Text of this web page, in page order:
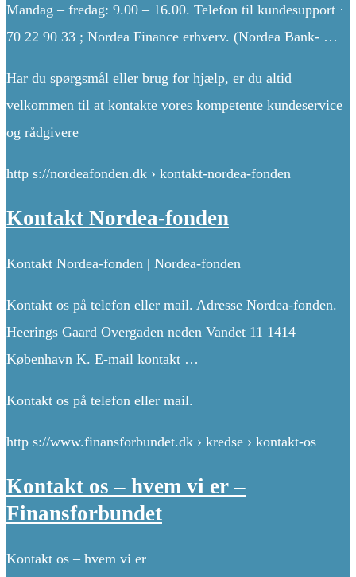
Mandag – fredag: 9.00 – 16.00. Telefon til kundesupport ·
70 22 90 33 ; Nordea Finance erhverv. (Nordea Bank- …
Har du spørgsmål eller brug for hjælp, er du altid
velkommen til at kontakte vores kompetente kundeservice
og rådgivere
http s://nordeafonden.dk › kontakt-nordea-fonden
Kontakt Nordea-fonden
Kontakt Nordea-fonden | Nordea-fonden
Kontakt os på telefon eller mail. Adresse Nordea-fonden.
Heerings Gaard Overgaden neden Vandet 11 1414
København K. E-mail kontakt …
Kontakt os på telefon eller mail.
http s://www.finansforbundet.dk › kredse › kontakt-os
Kontakt os – hvem vi er –
Finansforbundet
Kontakt os – hvem vi er